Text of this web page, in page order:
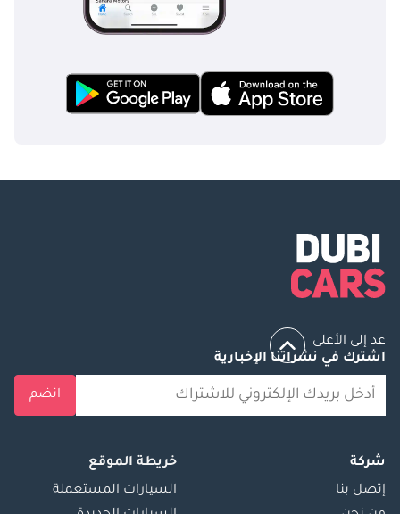
عد إلى الأعلى
اشترك في نشراتنا الإخبارية
انضم
شركة
إتصل بنا
خريطة الموقع
السيارات المستعملة